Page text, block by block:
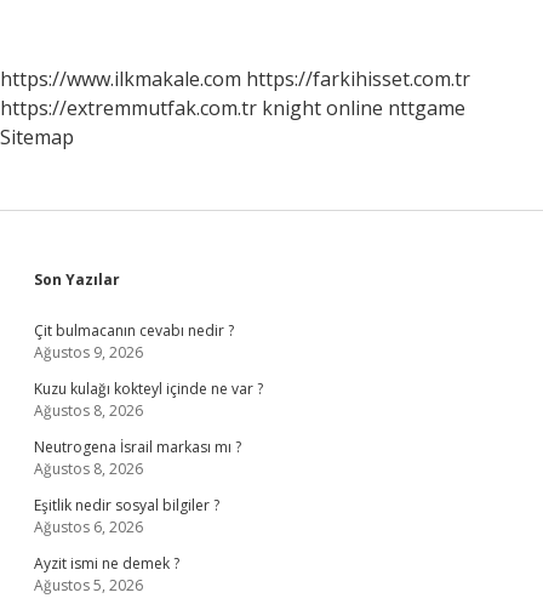
https://www.ilkmakale.com https://farkihisset.com.tr
https://extremmutfak.com.tr knight online nttgame
Sitemap
Sidebar
Son Yazılar
Çit bulmacanın cevabı nedir ?
Ağustos 9, 2026
Kuzu kulağı kokteyl içinde ne var ?
Ağustos 8, 2026
Neutrogena İsrail markası mı ?
Ağustos 8, 2026
Eşitlik nedir sosyal bilgiler ?
Ağustos 6, 2026
Ayzit ismi ne demek ?
Ağustos 5, 2026